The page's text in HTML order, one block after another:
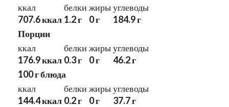
ккал
707.6 ккал
белки
1.2 г
жиры
0 г
углеводы
184.9 г
Порции
ккал
176.9 ккал
белки
0.3 г
жиры
0 г
углеводы
46.2 г
100 г блюда
ккал
144.4 ккал
белки
0.2 г
жиры
0 г
углеводы
37.7 г